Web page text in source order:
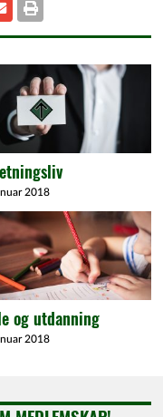
2018
og utdanning
2018